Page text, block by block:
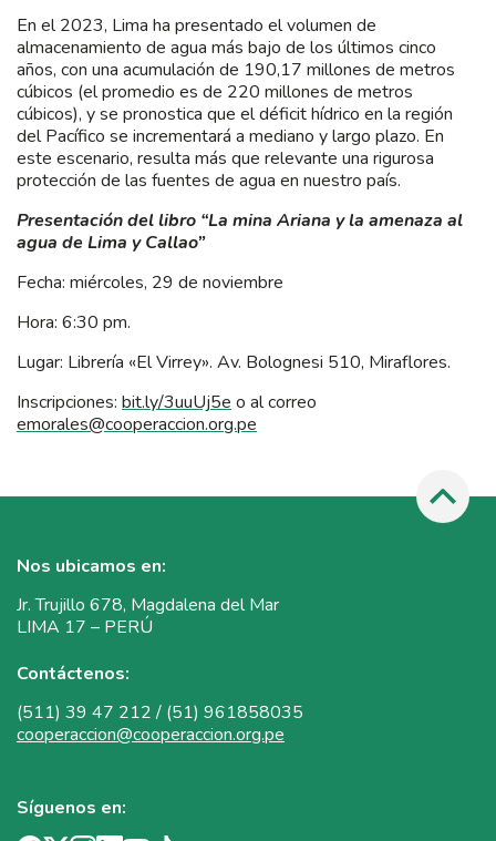
En el 2023, Lima ha presentado el volumen de
almacenamiento de agua más bajo de los últimos cinco
años, con una acumulación de 190,17 millones de metros
cúbicos (el promedio es de 220 millones de metros
cúbicos), y se pronostica que el déficit hídrico en la región
del Pacífico se incrementará a mediano y largo plazo. En
este escenario, resulta más que relevante una rigurosa
protección de las fuentes de agua en nuestro país.
Presentación del libro “La mina Ariana y la amenaza al
agua de Lima y Callao”
Fecha: miércoles, 29 de noviembre
Hora: 6:30 pm.
Lugar: Librería «El Virrey». Av. Bolognesi 510, Miraflores.
Inscripciones: bit.ly/3uuUj5e o al correo
emorales@cooperaccion.org.pe
Nos ubicamos en:
Jr. Trujillo 678, Magdalena del Mar
LIMA 17 – PERÚ
Contáctenos:
(511) 39 47 212 / (51) 961858035
cooperaccion@cooperaccion.org.pe
Síguenos en: